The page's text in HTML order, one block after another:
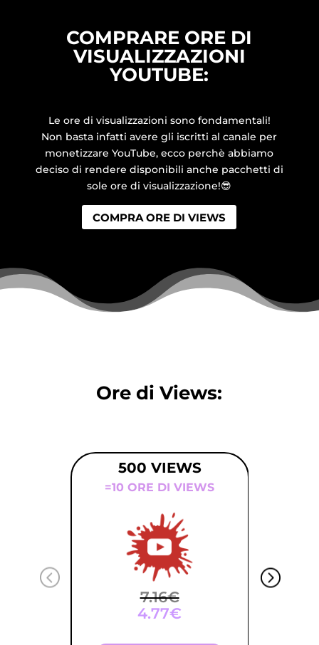
COMPRARE ORE DI
VISUALIZZAZIONI
YOUTUBE:
Le ore di visualizzazioni sono fondamentali!
Non basta infatti avere gli iscritti al canale per
monetizzare YouTube, ecco perchè abbiamo
deciso di rendere disponibili anche pacchetti di
sole ore di visualizzazione!😎
COMPRA ORE DI VIEWS
Ore di Views:
500 VIEWS
=10 ORE DI VIEWS
7.16€
4.77€